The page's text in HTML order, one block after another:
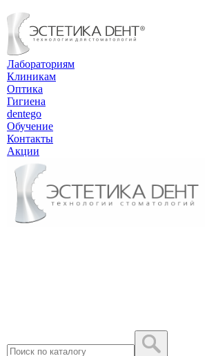
Лабораториям
Клиникам
Оптика
Гигиена
dentego
Обучение
Контакты
Акции